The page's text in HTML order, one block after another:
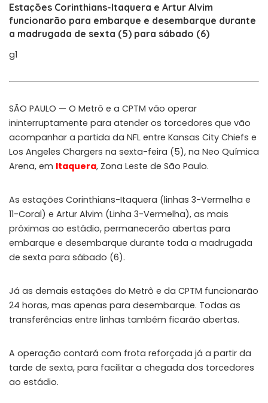
Estações Corinthians-Itaquera e Artur Alvim
funcionarão para embarque e desembarque durante
a madrugada de sexta (5) para sábado (6)
g1
SÃO PAULO — O Metrô e a CPTM vão operar
ininterruptamente para atender os torcedores que vão
acompanhar a partida da NFL entre Kansas City Chiefs e
Los Angeles Chargers na sexta-feira (5), na Neo Química
Arena, em Itaquera, Zona Leste de São Paulo.
As estações Corinthians-Itaquera (linhas 3-Vermelha e
11-Coral) e Artur Alvim (Linha 3-Vermelha), as mais
próximas ao estádio, permanecerão abertas para
embarque e desembarque durante toda a madrugada
de sexta para sábado (6).
Já as demais estações do Metrô e da CPTM funcionarão
24 horas, mas apenas para desembarque. Todas as
transferências entre linhas também ficarão abertas.
A operação contará com frota reforçada já a partir da
tarde de sexta, para facilitar a chegada dos torcedores
ao estádio.